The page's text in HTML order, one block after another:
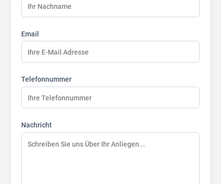
Email
Telefonnummer
Nachricht